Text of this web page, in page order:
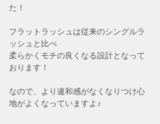
た！
フラットラッシュは従来のシングルラ
ッシュと比べ
柔らかくモチの良くなる設計となって
おります！
なので、より違和感がなくなりつけ心
地がよくなっていますよ♪